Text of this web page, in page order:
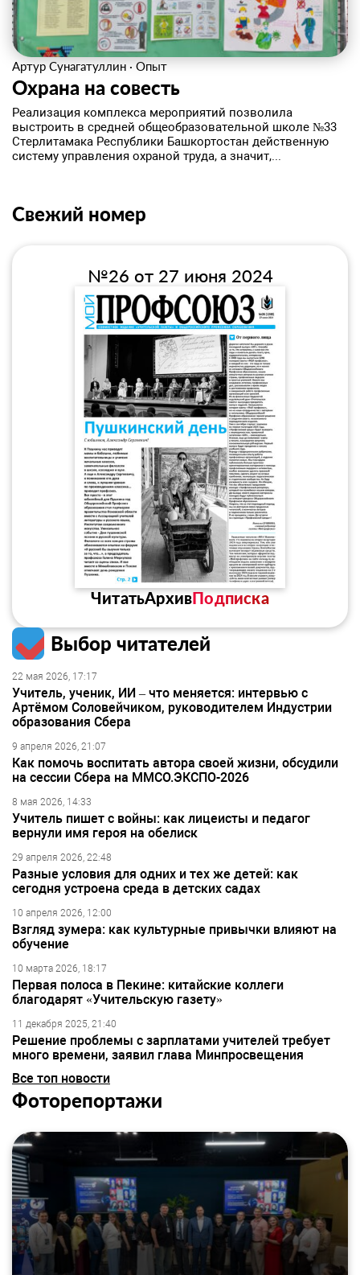
Артур Сунагатуллин · Опыт
Охрана на совесть
Реализация комплекса мероприятий позволила
выстроить в средней общеобразовательной школе №33
Стерлитамака Республики Башкортостан действенную
систему управления охраной труда, а значит,...
Свежий номер
№26 от 27 июня 2024
ЧитатьАрхивПодписка
Выбор читателей
22 мая 2026, 17:17
Учитель, ученик, ИИ – что меняется: интервью с
Артёмом Соловейчиком, руководителем Индустрии
образования Сбера
9 апреля 2026, 21:07
Как помочь воспитать автора своей жизни, обсудили
на сессии Сбера на ММСО.ЭКСПО-2026
8 мая 2026, 14:33
Учитель пишет с войны: как лицеисты и педагог
вернули имя героя на обелиск
29 апреля 2026, 22:48
Разные условия для одних и тех же детей: как
сегодня устроена среда в детских садах
10 апреля 2026, 12:00
Взгляд зумера: как культурные привычки влияют на
обучение
10 марта 2026, 18:17
Первая полоса в Пекине: китайские коллеги
благодарят «Учительскую газету»
11 декабря 2025, 21:40
Решение проблемы с зарплатами учителей требует
много времени, заявил глава Минпросвещения
Все топ новости
Фоторепортажи